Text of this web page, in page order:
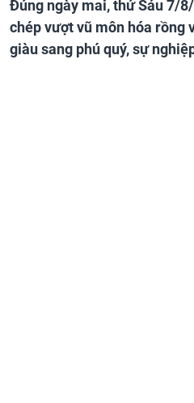
Đúng ngày mai, thứ Sáu 7/
chép vượt vũ môn hóa rồng
giàu sang phú quý, sự